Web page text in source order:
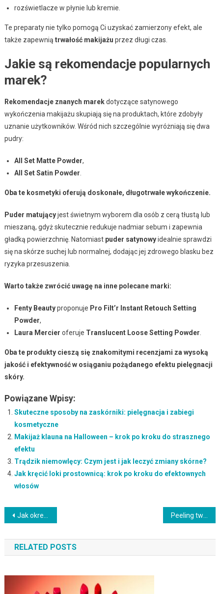
rozświetlacze w płynie lub kremie.
Te preparaty nie tylko pomogą Ci uzyskać zamierzony efekt, ale
także zapewnią trwałość makijażu przez długi czas.
Jakie są rekomendacje popularnych
marek?
Rekomendacje znanych marekdotyczące satynowego
wykończenia makijażu skupiają się na produktach, które zdobyły
uznanie użytkowników. Wśród nich szczególnie wyróżniają się dwa
pudry:
All Set Matte Powder,
All Set Satin Powder
Oba te kosmetyki oferują doskonałe, długotrwałe wykończenie.
Puder matującyjest świetnym wyborem dla osób z cerą tłustą lub
mieszaną, gdyż skutecznie redukuje nadmiar sebum i zapewnia
gładką powierzchnię. Natomiast puder satynowyidealnie sprawdzi
się na skórze suchej lub normalnej, dodając jej zdrowego blasku bez
ryzyka przesuszenia.
Warto także zwrócić uwagę na inne polecane marki:
Fenty Beautyproponuje Pro Filt’r Instant Retouch Setting
Powder,
Laura Mercier oferuje Translucent Loose Setting Powder
Oba te produkty cieszą się znakomitymi recenzjami za wysoką
jakość i efektywność w osiąganiu pożądanego efektu pielęgnacji
skóry.
Powiązane Wpisy:
Skuteczne sposoby na zaskórniki: pielęgnacja i zabiegi
kosmetyczne
Makijaż klauna na Halloween – krok po kroku do strasznego
efektu
Trądzik niemowlęcy: Czym jest i jak leczyć zmiany skórne?
Jak kręcić loki prostownicą: krok po kroku do efektownych
włosów
Nawigacja
wpisu
Jak określić kształt twarzy i dlaczego to ważne?
RELATED POSTS